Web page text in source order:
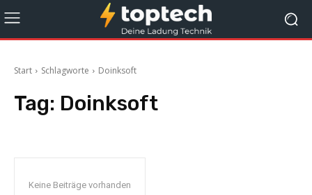
Start Schlagworte Doinksoft
Tag: Doinksoft
Keine Beiträge vorhanden